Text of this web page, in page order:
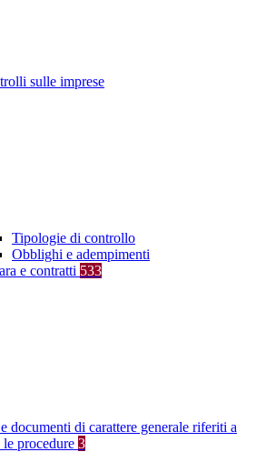
sulle imprese
Tipologie di controllo
Obblighi e adempimenti
e contratti 533
documenti di carattere generale riferiti a
le procedure 3